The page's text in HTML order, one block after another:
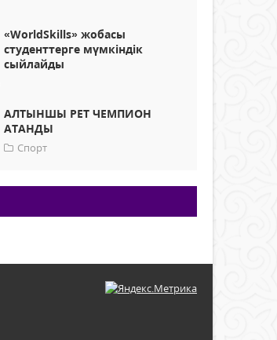
«WorldSkills» жобасы
студенттерге мүмкіндік
сыйлайды
АЛТЫНШЫ РЕТ ЧЕМПИОН
АТАНДЫ
Спорт